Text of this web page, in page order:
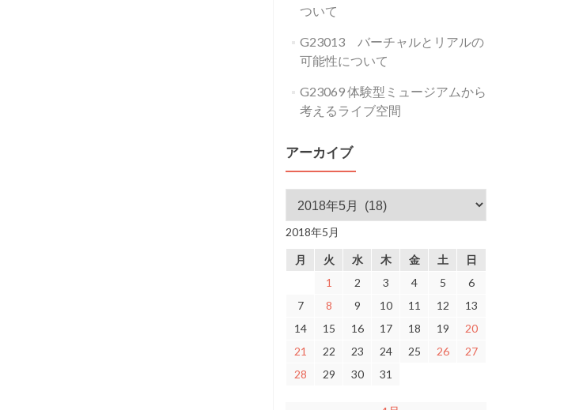
ついて
G23013 バーチャルとリアルの
可能性について
G23069 体験型ミュージアムから
考えるライブ空間
アーカイブ
アーカイブ
2018年5月
月 火 水 木 金 土
日
1
2 3 4 5
6
7
8 9 10 11 12
13
14
15 16 17 18 19
20
21
22 23 24 25 26
27
28
29 30 31